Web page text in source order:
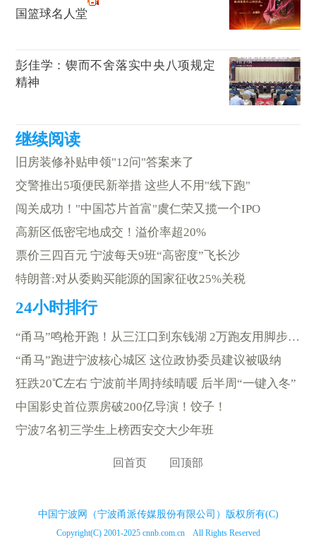
国篮球名人堂
彭佳学：锲而不舍落实中央八项规定
精神
旧房装修补贴申领"12问"答案来了
交警推出5项便民新举措 这些人不用"线下跑"
闯关成功！"中国芯片首富"虞仁荣又揽一个IPO
高新区低密宅地成交！溢价率超20%
票价三四百元 宁波每天9班“高密度”飞长沙
特朗普:对从委购买能源的国家征收25%关税
“甬马”鸣枪开跑！从三江口到东钱湖 2万跑友用脚步“读”城
“甬马”跑进宁波核心城区 这位政协委员建议被吸纳
狂跌20℃左右 宁波前半周持续晴暖 后半周“一键入冬”
中国影史首位票房破200亿导演！饺子！
宁波7名初三学生上榜西安交大少年班
回首页 回顶部
中国宁波网（宁波甬派传媒股份有限公司）版权所有(C)
Copyright(C) 2001-2025 cnnb.com.cn All Rights Reserved